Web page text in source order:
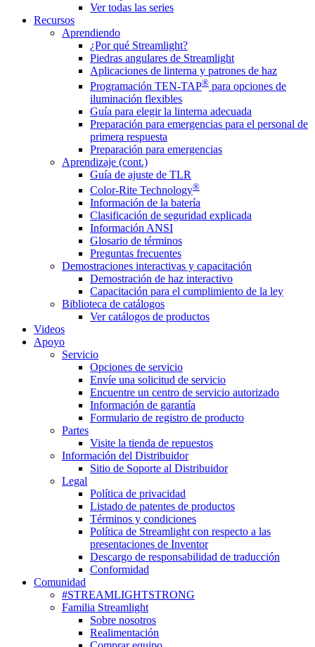
Ver todas las series
Recursos
Aprendiendo
¿Por qué Streamlight?
Piedras angulares de Streamlight
Aplicaciones de linterna y patrones de haz
Programación TEN-TAP® para opciones de
iluminación flexibles
Guía para elegir la linterna adecuada
Preparación para emergencias para el personal de
primera respuesta
Preparación para emergencias
Aprendizaje (cont.)
Guía de ajuste de TLR
Color-Rite Technology®
Información de la batería
Clasificación de seguridad explicada
Información ANSI
Glosario de términos
Preguntas frecuentes
Demostraciones interactivas y capacitación
Demostración de haz interactivo
Capacitación para el cumplimiento de la ley
Biblioteca de catálogos
Ver catálogos de productos
Videos
Apoyo
Servicio
Opciones de servicio
Envíe una solicitud de servicio
Encuentre un centro de servicio autorizado
Información de garantía
Formulario de registro de producto
Partes
Visite la tienda de repuestos
Información del Distribuidor
Sitio de Soporte al Distribuidor
Legal
Política de privacidad
Listado de patentes de productos
Términos y condiciones
Política de Streamlight con respecto a las
presentaciones de Inventor
Descargo de responsabilidad de traducción
Conformidad
Comunidad
#STREAMLIGHTSTRONG
Familia Streamlight
Sobre nosotros
Realimentación